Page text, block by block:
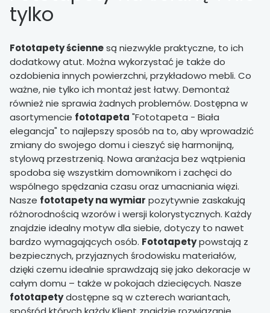
tylko
Fototapety ściennesą niezwykle praktyczne, to ich
dodatkowy atut. Można wykorzystać je także do
ozdobienia innych powierzchni, przykładowo mebli. Co
ważne, nie tylko ich montaż jest łatwy. Demontaż
również nie sprawia żadnych problemów. Dostępna w
asortymencie fototapeta "Fototapeta - Biała
elegancja" to najlepszy sposób na to, aby wprowadzić
zmiany do swojego domu i cieszyć się harmonijną,
stylową przestrzenią. Nowa aranżacja bez wątpienia
spodoba się wszystkim domownikom i zachęci do
wspólnego spędzania czasu oraz umacniania więzi.
Nasze fototapety na wymiar pozytywnie zaskakują
różnorodnością wzorów i wersji kolorystycznych. Każdy
znajdzie idealny motyw dla siebie, dotyczy to nawet
bardzo wymagających osób. Fototapetypowstają z
bezpiecznych, przyjaznych środowisku materiałów,
dzięki czemu idealnie sprawdzają się jako dekoracje w
całym domu – także w pokojach dziecięcych. Nasze
fototapetydostępne są w czterech wariantach,